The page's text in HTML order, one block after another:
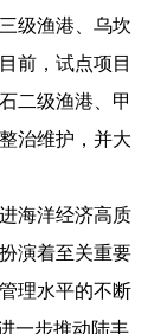
级渔港、乌坎
前，试点项目
二级渔港、甲
治维护，并大
海洋经济高质
演着至关重要
理水平的不断
一步推动陆丰